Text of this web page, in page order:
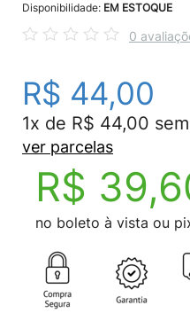
Disponibilidade: EM ESTOQUE
0
R$ 44,00
1x de R$ 44,00
ver parcelas
R$
no boleto à vista ou